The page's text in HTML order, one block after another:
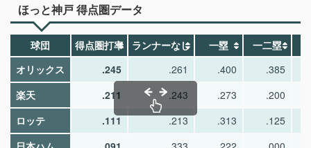
ほっと神戸 得点圏データ
球団 得点圏打率 ランナーなし 一塁 一二塁
オリックス
.245 .261 .400
.385
楽天
.211 .243 .273
.200
ロッテ
.111 .213 .313
.125